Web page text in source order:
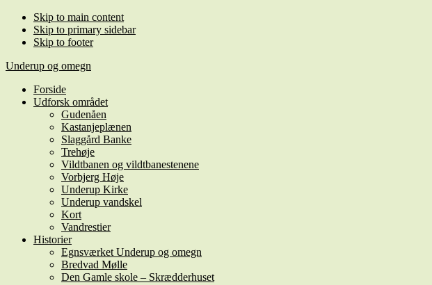
Skip to main content
Skip to primary sidebar
Skip to footer
Underup og omegn
Forside
Udforsk området
Gudenåen
Kastanjeplænen
Slaggård Banke
Trehøje
Vildtbanen og vildtbanestenene
Vorbjerg Høje
Underup Kirke
Underup vandskel
Kort
Vandrestier
Historier
Egnsværket Underup og omegn
Bredvad Mølle
Den Gamle skole – Skrædderhuset